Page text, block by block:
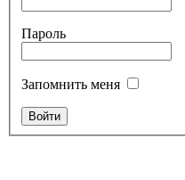
Пароль
Запомнить меня